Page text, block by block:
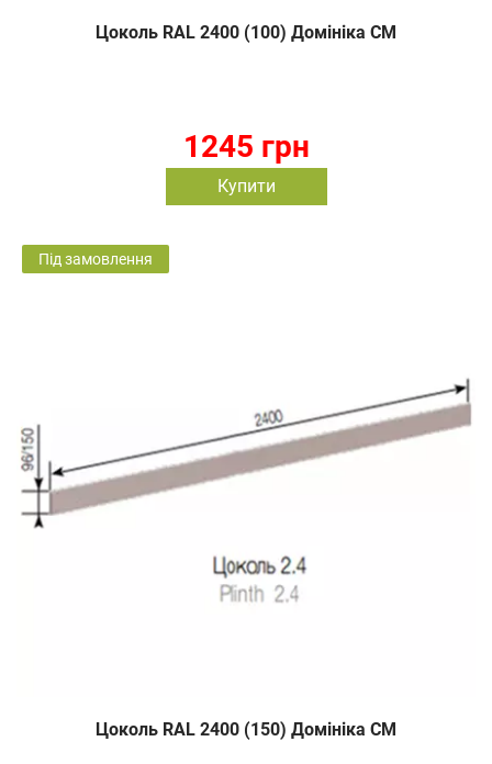
Цоколь RAL 2400 (100) Домініка СМ
1245 грн
Купити
Під замовлення
Цоколь RAL 2400 (150) Домініка СМ